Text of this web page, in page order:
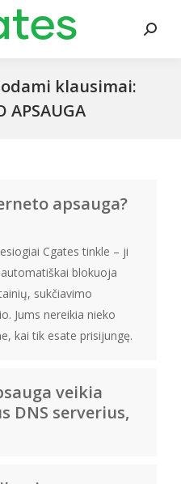
Search:
klausimai:
APSAUGA
apsauga?
Cgates tinkle – ji
blokuoja
sukčiavimo
Jums nereikia nieko
kai tik esate prisijungę.
veikia
DNS serverius,